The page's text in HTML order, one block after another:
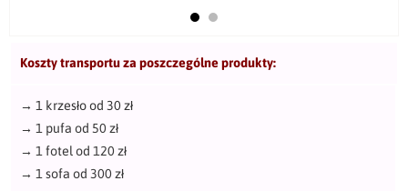
Koszty transportu za poszczególne produkty:
→ 1 krzesło od 30 zł
→ 1 pufa od 50 zł
→ 1 fotel od 120 zł
→ 1 sofa od 300 zł